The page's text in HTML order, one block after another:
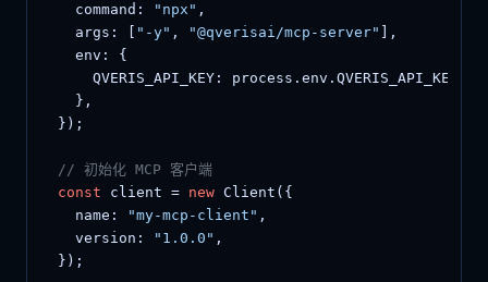
    command:
"npx" ,
    args: [
"-y" , "@qverisai/mcp-server"
],
    env: {
      QVERIS_API_KEY: process.env.QVERIS_API_KEY,
    },
  });
// 初始化 MCP 客户端
const client = new Client({
    name:
"my-mcp-client" ,
    version:
"1.0.0" ,
  });